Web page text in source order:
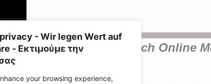
- Wir legen Wert auf
- Εκτιμούμε την
your browsing experience,
Bezüglich Online